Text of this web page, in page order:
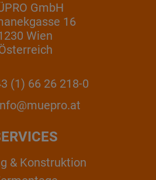
GmbH
16
Wien
(1) 66 26 218-0
& Konstruktion